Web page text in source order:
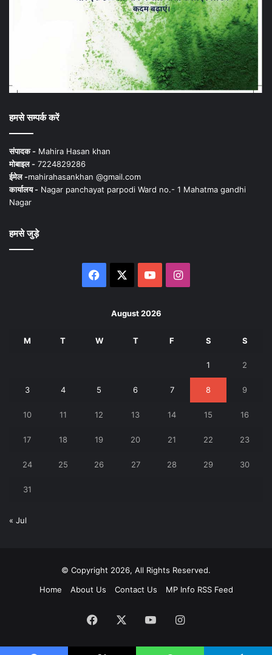
हमसे सम्पर्क करें
संपादक - Mahira Hasan khan
मोबाइल - 7224829286
ईमेल -mahirahasankhan @gmail.com
कार्यालय - Nagar panchayat parpodi Ward no.- 1 Mahatma gandhi
Nagar
हमसे जुड़े
Facebook YouTubeInstagram
August 2026
M T W T F S S
1 2
3 4 5 6 7 8 9
10 11 12 13 14 15 16
17 18 19 20 21 22 23
24 25 26 27 28 29 30
31
« Jul
© Copyright 2026, All Rights Reserved.
Home
About Us Contact Us MP Info RSS Feed
Facebook YouTubeInstagram